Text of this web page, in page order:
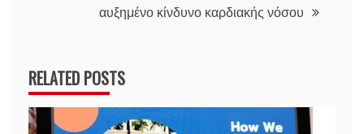
αυξημένο κίνδυνο καρδιακής νόσου
RELATED POSTS